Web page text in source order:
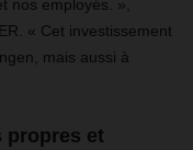
nos employés. »,
« Cet investissement
mais aussi à
propres et